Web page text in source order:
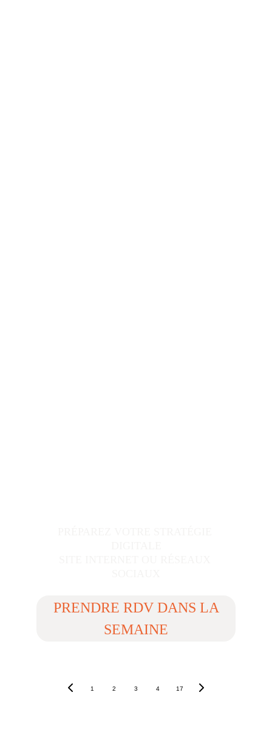
PRENDRE RDV DANS LA
SEMAINE
1 2 3 4 17